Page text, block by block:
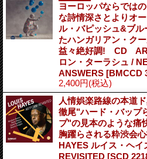
ヨーロッパならでは
な詩情深さとよりオ
ル・バピッシュ&ブ
たハンガリアン・ク
益々絶好調! CD
ロン・ターラシュ /
ANSWERS [BMCCD
2,400円(税込)
人情娯楽路線の本道
徹尾"ハード・バップ
プ"の見本のような痛
胸躍らされる粋渋
HAYES ルイス・ヘイ
REVISITED [SCD